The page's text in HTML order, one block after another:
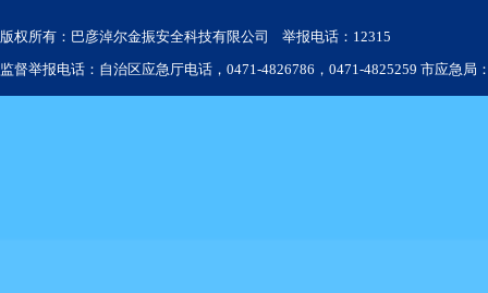
版权所有：巴彦淖尔金振安全科技有限公司 举报电话：12315
监督举报电话：自治区应急厅电话，0471-4826786，0471-4825259 市应急局